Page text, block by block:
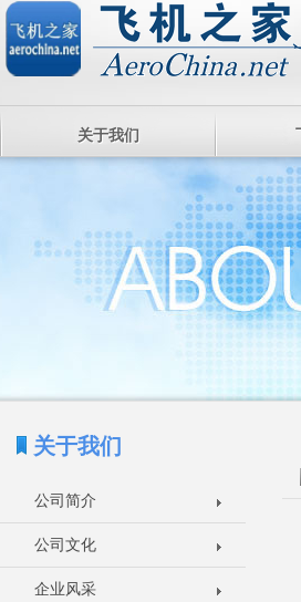
关于我们
关于我们
公司简介
公司文化
企业风采